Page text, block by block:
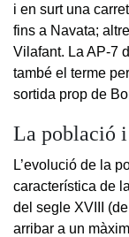
i en surt una
fins a Navata;
Vilafant. La AP-7
també el terme
sortida prop de
La població
L’evolució de la
característica de
del segle XVIII
arribar a un